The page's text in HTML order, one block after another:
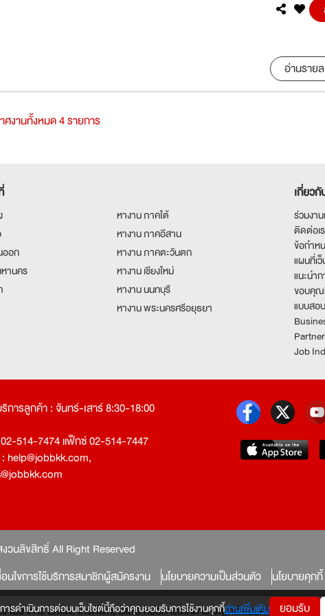
รดำเนินการต่อบนเว็บไซต์นี้ถือว่าคุณยอมรับการใช้งานคุกกี้อ่านเพิ่มเติม ยอมรับ
อ่านราย
ศงานทั้งหมด 4 รายการ
หางาน ภาคใต้
หางาน ภาคอีสาน
ออก
หางาน ภาคตะวันตก
านคร
หางาน เชียงใหม่
หางาน นนทบุรี
หางาน พระนครศรีอยุธยา
เกี่ยวกั
ร่วมงา
ติดต่อเ
ข้อกำห
แผนที่เ
แนะนำ
ขอบคุ
แบบสอ
Job
การลูกค้า : จันทร์-เสาร์ 8:30-18:00
02-514-7474 แฟ็กซ์ 02-514-7447
help@jobbkk.com,
วนลิขสิทธิ์ All Right Reserved
อนไขการใช้บริการสมาชิกผู้สมัครงาน นโยบายความเป็นส่วนตัว
นโยบายคุกกี้
ง ไม่ว่าทาง Email, โทรศัพท์, SMS หรือทางใดก็ตาม จะถูกดำเนินคดีตามที่กฎ